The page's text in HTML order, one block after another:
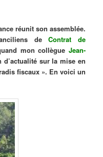
réunit son assemblée.
deContrat de
mon collègue Jean-
sur la mise en
fiscaux ». En voici un